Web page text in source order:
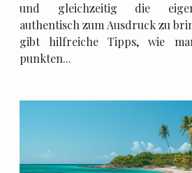
und gleichzeitig die
authentisch zum Ausdruck zu
gibt hilfreiche Tipps, wie
punkten...